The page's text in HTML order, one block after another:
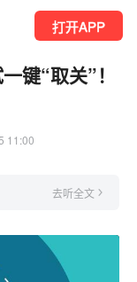
打开APP
键“取关”！
11:00
去听全文